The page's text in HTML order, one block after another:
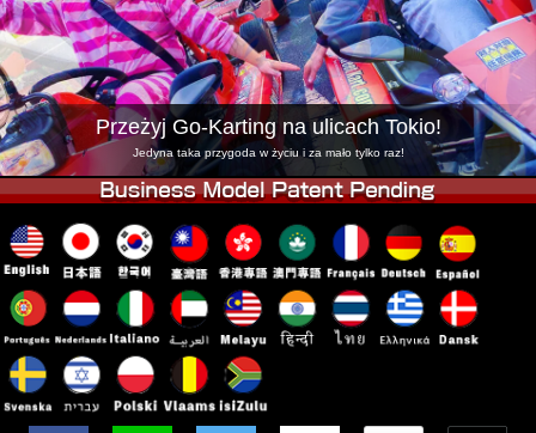
Tokyo Shinagawa Tokyo Akihabara#1
Tokyo Akihabara#2 Tokyo Shibuya
Tokyo Shibuya Annex Tokyo Bay
Tokyo Asakusa Osaka
Okinawa
Przeżyj Go-Karting na ulicach Tokio!
Jedyna taka przygoda w życiu i za mało tylko raz!